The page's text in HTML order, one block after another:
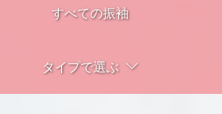
すべての振袖
タイプで選ぶ